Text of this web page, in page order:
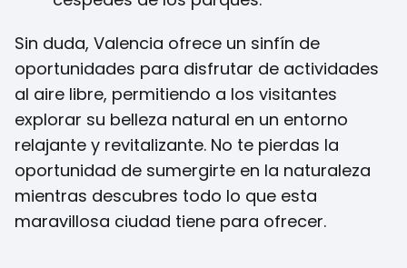
Sin duda, Valencia ofrece un sinfín de
oportunidades para disfrutar de actividades
al aire libre, permitiendo a los visitantes
explorar su belleza natural en un entorno
relajante y revitalizante. No te pierdas la
oportunidad de sumergirte en la naturaleza
mientras descubres todo lo que esta
maravillosa ciudad tiene para ofrecer.